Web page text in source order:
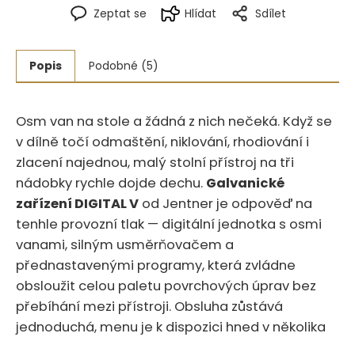
Zeptat se Hlídat Sdílet
Popis Podobné (5)
Osm van na stole a žádná z nich nečeká. Když se
v dílně točí odmaštění, niklování, rhodiování i
zlacení najednou, malý stolní přístroj na tři
nádobky rychle dojde dechu. Galvanické
zařízení DIGITAL V od Jentner je odpověď na
tenhle provozní tlak — digitální jednotka s osmi
vanami, silným usměrňovačem a
přednastavenými programy, která zvládne
obsloužit celou paletu povrchových úprav bez
přebíhání mezi přístroji. Obsluha zůstává
jednoduchá, menu je k dispozici hned v několika